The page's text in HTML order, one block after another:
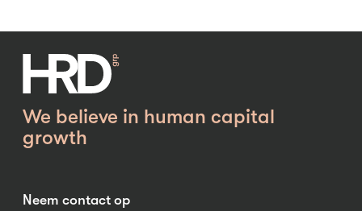
We believe in human capital
growth
Neem contact op